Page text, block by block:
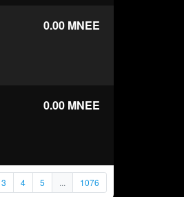
0.00 MNEE
0.00 MNEE
3 4 5 ... 1076